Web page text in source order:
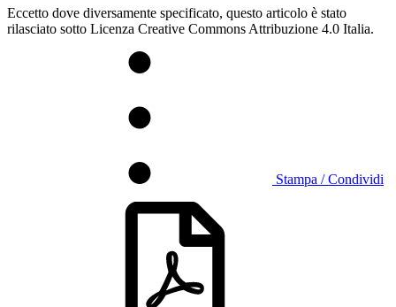
Eccetto dove diversamente specificato, questo articolo è stato
rilasciato sotto Licenza Creative Commons Attribuzione 4.0 Italia.
Stampa / Condividi